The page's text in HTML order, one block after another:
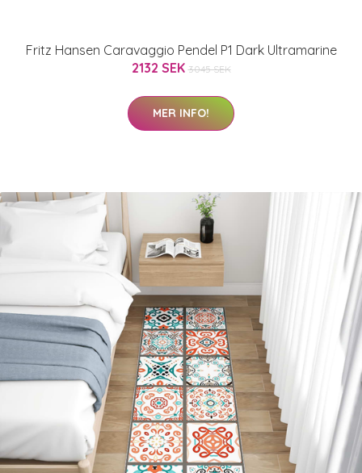
Fritz Hansen Caravaggio Pendel P1 Dark Ultramarine
2132 SEK 3045 SEK
MER INFO!